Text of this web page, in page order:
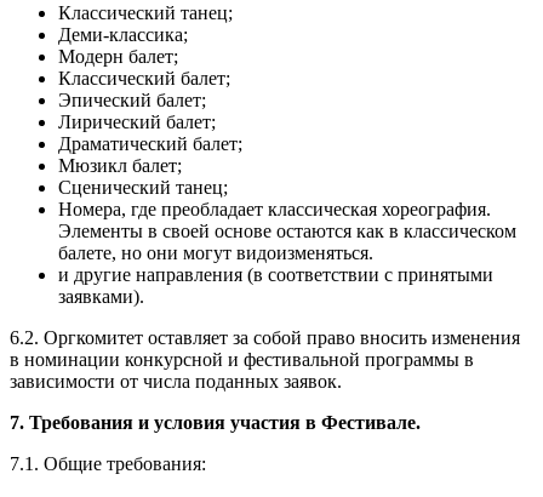
Классический танец;
Деми-классика;
Модерн балет;
Классический балет;
Эпический балет;
Лирический балет;
Драматический балет;
Мюзикл балет;
Сценический танец;
Номера, где преобладает классическая хореография.
Элементы в своей основе остаются как в классическом
балете, но они могут видоизменяться.
и другие направления (в соответствии с принятыми
заявками).
6.2. Оргкомитет оставляет за собой право вносить изменения
в номинации конкурсной и фестивальной программы в
зависимости от числа поданных заявок.
7. Требования и условия участия в Фестивале.
7.1. Общие требования: